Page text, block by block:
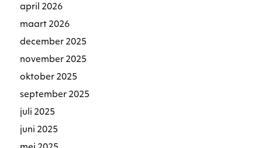
april 2026
maart 2026
december 2025
november 2025
oktober 2025
september 2025
juli 2025
juni 2025